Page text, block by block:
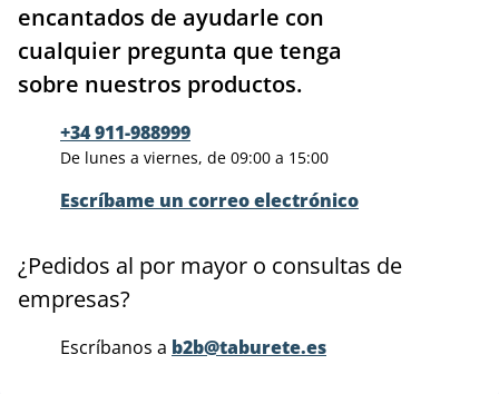
encantados de ayudarle con
cualquier pregunta que tenga
sobre nuestros productos.
+34 911-988999
De lunes a viernes, de 09:00 a 15:00
Escríbame un correo electrónico
¿Pedidos al por mayor o consultas de
empresas?
Escríbanos a b2b@taburete.es